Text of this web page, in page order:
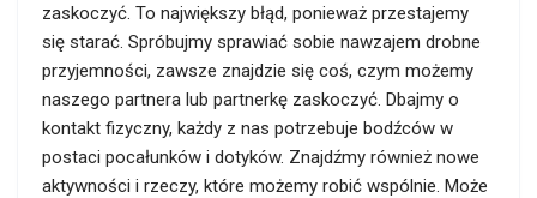
zaskoczyć. To największy błąd, ponieważ przestajemy
się starać. Spróbujmy sprawiać sobie nawzajem drobne
przyjemności, zawsze znajdzie się coś, czym możemy
naszego partnera lub partnerkę zaskoczyć. Dbajmy o
kontakt fizyczny, każdy z nas potrzebuje bodźców w
postaci pocałunków i dotyków. Znajdźmy również nowe
aktywności i rzeczy, które możemy robić wspólnie. Może